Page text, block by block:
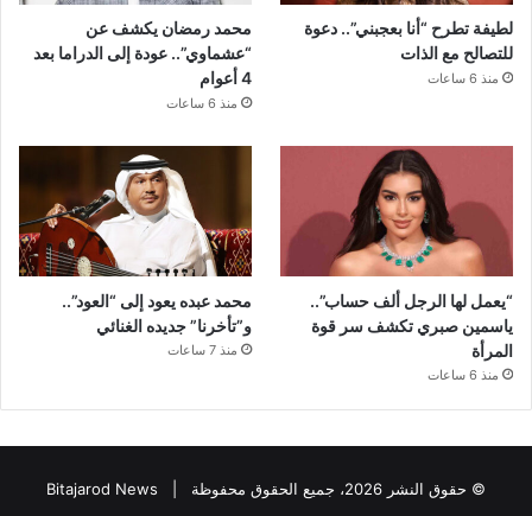
لطيفة تطرح “أنا بعجبني”.. دعوة
للتصالح مع الذات
منذ 6 ساعات
محمد رمضان يكشف عن
“عشماوي”.. عودة إلى الدراما بعد
4 أعوام
منذ 6 ساعات
“يعمل لها الرجل ألف حساب”..
ياسمين صبري تكشف سر قوة
المرأة
منذ 6 ساعات
محمد عبده يعود إلى “العود”..
و”تأخرنا” جديده الغنائي
منذ 7 ساعات
© حقوق النشر 2026، جميع الحقوق محفوظة | Bitajarod News